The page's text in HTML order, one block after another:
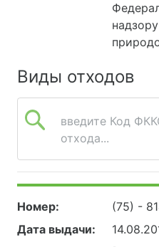
Виды отходов
введите Код
отхода...
Номер:
(75) -
Дата выдачи: